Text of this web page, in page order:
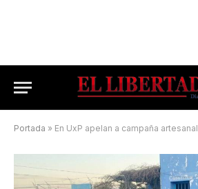
Portada » En UxP apelan a campaña artesanal